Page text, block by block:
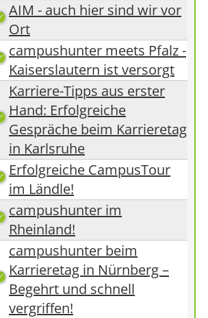
AIM - auch hier sind wir vor
Ort
campushunter meets Pfalz -
Kaiserslautern ist versorgt
Karriere-Tipps aus erster
Hand: Erfolgreiche
Gespräche beim Karrieretag
in Karlsruhe
Erfolgreiche CampusTour
im Ländle!
campushunter im
Rheinland!
campushunter beim
Karrieretag in Nürnberg –
Begehrt und schnell
vergriffen!